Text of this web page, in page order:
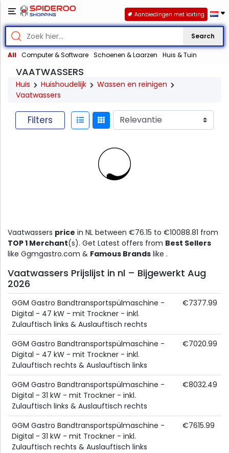
Search
All Computer & Software Schoenen & Laarzen Huis & Tuin
Aanbiedingen met korting
VAATWASSERS
Huis Huishoudelijk
Wassen en reinigen
Vaatwassers
Filters
Vaatwassers price in NL between €76.15 to €10088.81 from
TOP 1 Merchant(s). Get Latest offers from Best Sellers
like Ggmgastro.com & Famous Brands like .
Vaatwassers Prijslijst in nl – Bijgewerkt Aug
2026
GGM Gastro Bandtransportspülmaschine -
Digital - 47 kW - mit Trockner - inkl.
Zulauftisch links & Auslauftisch rechts
€7377.99
GGM Gastro Bandtransportspülmaschine -
Digital - 47 kW - mit Trockner - inkl.
Zulauftisch rechts & Auslauftisch links
€7020.99
GGM Gastro Bandtransportspülmaschine -
Digital - 31 kW - mit Trockner - inkl.
Zulauftisch links & Auslauftisch rechts
€8032.49
GGM Gastro Bandtransportspülmaschine -
Digital - 31 kW - mit Trockner - inkl.
Zulauftisch rechts & Auslauftisch links
€7615.99